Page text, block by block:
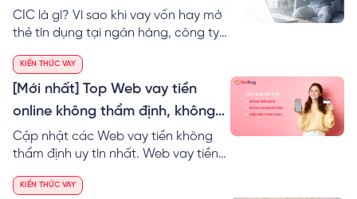
tiết
CIC là gì? Vì sao khi vay vốn hay mở
thẻ tín dụng tại ngân hàng, công ty
tốt? Xem ngay cách tự kiểm tra nợ
xấu cá nhân trên CIC Online miễn phí
KIẾN THỨC VAY
[Mới nhất] Top Web vay tiền
online không thẩm định, không
gọi điện xác nhận người thân
Cập nhật các Web vay tiền không
thẩm định uy tín nhất. Web vay tiền
nhận người thân, chỉ CMND nhận tiền
KIẾN THỨC VAY